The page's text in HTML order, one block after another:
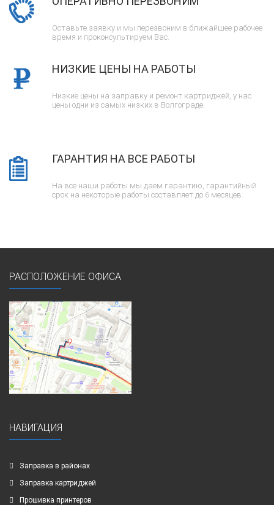
Оставьте заявку и мы перезвоним в ближайшее рабочее
время и проконсультируем Вас.
НИЗКИЕ ЦЕНЫ НА РАБОТЫ
Низкие цены на заправку и ремонт картриджей, у нас
цены одни из самых низких в Волгограде.
ГАРАНТИЯ НА ВСЕ РАБОТЫ
На все наши работы мы даем гарантию, гарантийный
срок на некоторые работы составляет до 6 месяцев.
РАСПОЛОЖЕНИЕ ОФИСА
НАВИГАЦИЯ
Заправка в районах
Заправка картриджей
Прошивка принтеров